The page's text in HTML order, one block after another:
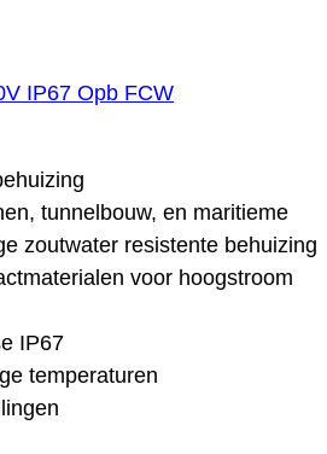
IP67 Opb FCW
tunnelbouw, en maritieme
zoutwater resistente behuizing
voor hoogstroom
IP67
temperaturen